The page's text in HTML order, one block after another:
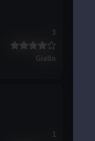
3
Giallo
1